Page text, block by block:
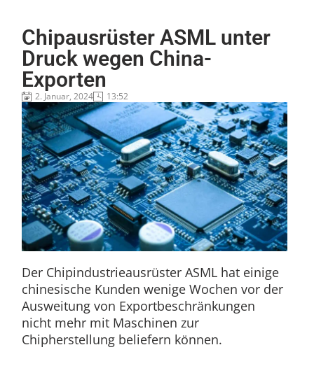
Chipausrüster ASML unter
Druck wegen China-
Exporten
2. Januar, 2024 13:52
Der Chipindustrieausrüster ASML hat einige
chinesische Kunden wenige Wochen vor der
Ausweitung von Exportbeschränkungen
nicht mehr mit Maschinen zur
Chipherstellung beliefern können.